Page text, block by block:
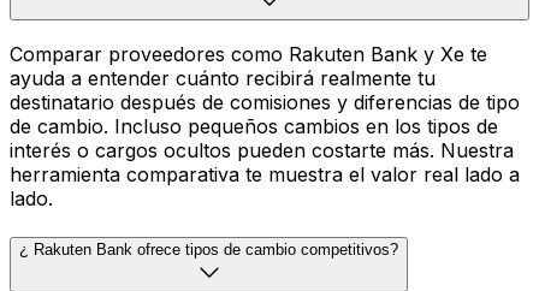
Comparar proveedores como Rakuten Bank y Xe te
ayuda a entender cuánto recibirá realmente tu
destinatario después de comisiones y diferencias de tipo
de cambio. Incluso pequeños cambios en los tipos de
interés o cargos ocultos pueden costarte más. Nuestra
herramienta comparativa te muestra el valor real lado a
lado.
¿ Rakuten Bank ofrece tipos de cambio competitivos?